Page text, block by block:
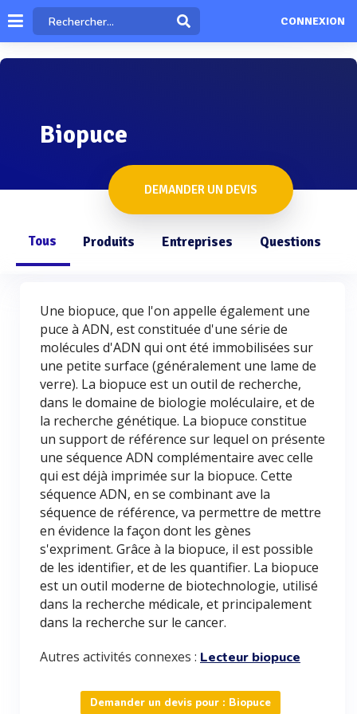
CONNEXION
Biopuce
DEMANDER UN DEVIS
Tous Produits Entreprises Questions
Une biopuce, que l'on appelle également une
puce à ADN, est constituée d'une série de
molécules d'ADN qui ont été immobilisées sur
une petite surface (généralement une lame de
verre). La biopuce est un outil de recherche,
dans le domaine de biologie moléculaire, et de
la recherche génétique. La biopuce constitue
un support de référence sur lequel on présente
une séquence ADN complémentaire avec celle
qui est déjà imprimée sur la biopuce. Cette
séquence ADN, en se combinant ave la
séquence de référence, va permettre de mettre
en évidence la façon dont les gènes
s'expriment. Grâce à la biopuce, il est possible
de les identifier, et de les quantifier. La biopuce
est un outil moderne de biotechnologie, utilisé
dans la recherche médicale, et principalement
dans la recherche sur le cancer.
Autres activités connexes : Lecteur biopuce
Demander un devis pour : Biopuce